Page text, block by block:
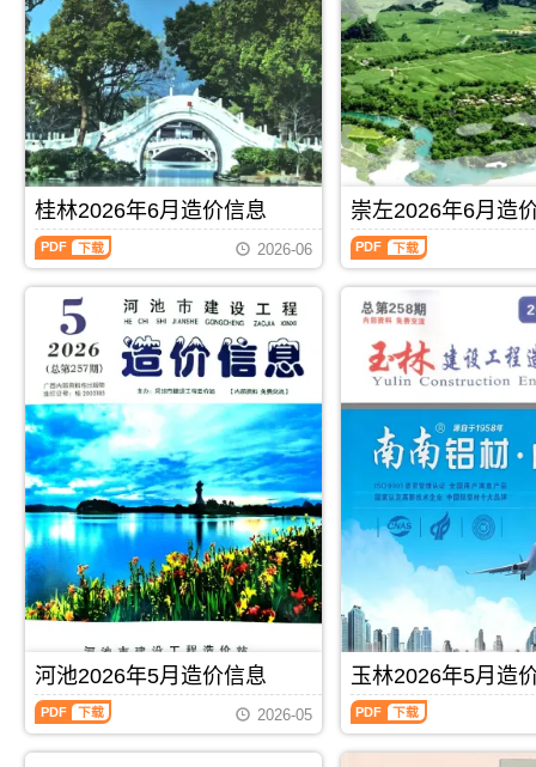
件
PDF，
属
于
百
色
市
工
程
材
料
汇
编，
色
工
程
材
料
价
格
纠
纷
调
解
PDF，
属
于
北
海
市
工
程
合
同
材
料
核
定
价，
用
工
分
析
林
设
工
程
造
价
信
息）
期
刊，
由
玉
林
市
造
价
信
息
网
发
布，
玉
林
信
息
价
包
含
玉
林
市、
陆
川
宾
建
设
工
程
造
价
信
息）
期
刊，
由
来
宾
市
建
息
来
宾
程
施
工
图
预
算
编
制，
属
桂林2026年6月造价信息
桂
林
造
价
信
息
（桂
林
建
设
工
程
造
价
信
息）
刊，
由
桂
林
市
PDF 下载
2026-06
崇左2026年6月造
崇
左
信
（崇
工
程
价
信
息）
期
刊，
由
崇
左
市
PDF 下载
河池2026年5月造价信息
河
池
2026-05
玉林2026年5月造
玉
林